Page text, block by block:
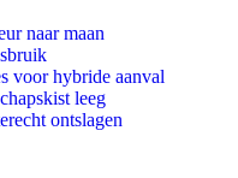
naar maan
voor hybride aanval
leeg
ontslagen